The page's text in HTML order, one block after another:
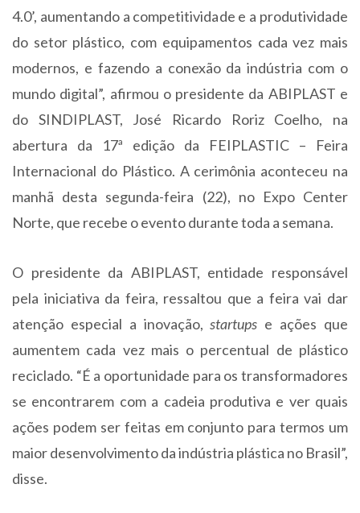
4.0’, aumentando a competitividade e a produtividade
do setor plástico, com equipamentos cada vez mais
modernos, e fazendo a conexão da indústria com o
mundo digital”, afirmou o presidente da ABIPLAST e
do SINDIPLAST, José Ricardo Roriz Coelho, na
abertura da 17ª edição da FEIPLASTIC – Feira
Internacional do Plástico. A cerimônia aconteceu na
manhã desta segunda-feira (22), no Expo Center
Norte, que recebe o evento durante toda a semana.
O presidente da ABIPLAST, entidade responsável
pela iniciativa da feira, ressaltou que a feira vai dar
atenção especial a inovação, startups e ações que
aumentem cada vez mais o percentual de plástico
reciclado. “É a oportunidade para os transformadores
se encontrarem com a cadeia produtiva e ver quais
ações podem ser feitas em conjunto para termos um
maior desenvolvimento da indústria plástica no Brasil”,
disse.